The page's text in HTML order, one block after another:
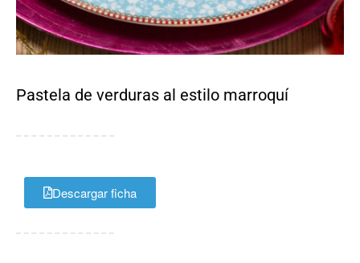
Pastela de verduras al estilo marroquí
Descargar ficha